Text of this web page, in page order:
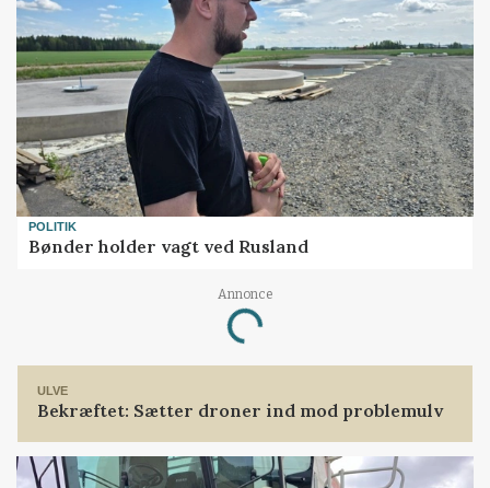
POLITIK
Bønder holder vagt ved Rusland
Annonce
Loading...
ULVE
Bekræftet: Sætter droner ind mod problemulv